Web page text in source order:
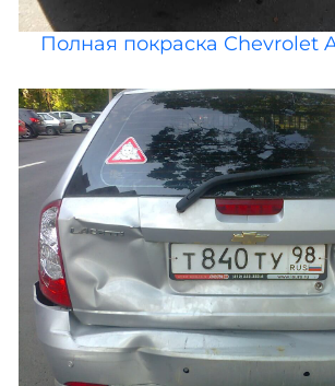
Полная покраска Chevrolet